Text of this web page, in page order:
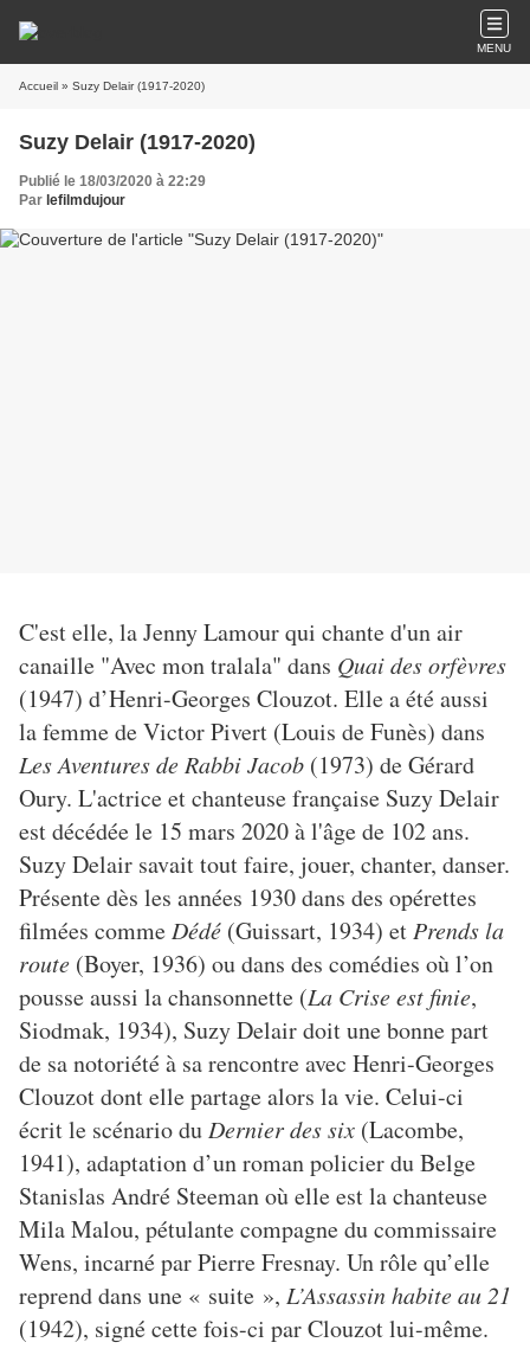
MENU
Accueil » Suzy Delair (1917-2020)
Suzy Delair (1917-2020)
Publié le 18/03/2020 à 22:29
Par lefilmdujour
C'est elle, la Jenny Lamour qui chante d'un air
canaille "Avec mon tralala" dans Quai des orfèvres
(1947) d’Henri-Georges Clouzot. Elle a été aussi
la femme de Victor Pivert (Louis de Funès) dans
Les Aventures de Rabbi Jacob (1973) de Gérard
Oury. L'actrice et chanteuse française Suzy Delair
est décédée le 15 mars 2020 à l'âge de 102 ans.
Suzy Delair savait tout faire, jouer, chanter, danser.
Présente dès les années 1930 dans des opérettes
filmées comme Dédé (Guissart, 1934) et Prends la
route (Boyer, 1936) ou dans des comédies où l’on
pousse aussi la chansonnette (La Crise est finie,
Siodmak, 1934), Suzy Delair doit une bonne part
de sa notoriété à sa rencontre avec Henri-Georges
Clouzot dont elle partage alors la vie. Celui-ci
écrit le scénario du Dernier des six (Lacombe,
1941), adaptation d’un roman policier du Belge
Stanislas André Steeman où elle est la chanteuse
Mila Malou, pétulante compagne du commissaire
Wens, incarné par Pierre Fresnay. Un rôle qu’elle
reprend dans une « suite », L’Assassin habite au 21
(1942), signé cette fois-ci par Clouzot lui-même.